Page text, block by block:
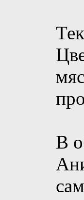
В